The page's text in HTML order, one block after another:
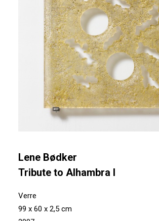
Lene Bødker
Tribute to Alhambra I
Verre
99 x 60 x 2,5 cm